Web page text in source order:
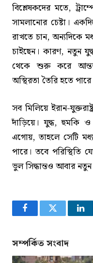
বিশ্লেষকদের মতে,
সামলানোর চেষ্টা।
রাখতে চান, অন্যদিকে
চাইছেন। কারণ, নতুন
থেকে শুরু করে
অস্থিরতা তৈরি হতে
সব মিলিয়ে ইরান-
দাঁড়িয়ে। যুদ্ধ, হুমকি
এগোয়, তাহলে সেটি
পারে। তবে পরিস্থিতি
ভুল সিদ্ধান্তও আবার
FacebookTwitter
সম্পর্কিত সংবাদ